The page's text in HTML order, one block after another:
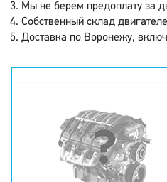
Мы не берем предоплату за
Собственный склад
Доставка по Воронежу,